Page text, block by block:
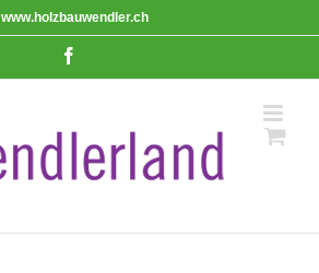
www.holzbauwendler.ch